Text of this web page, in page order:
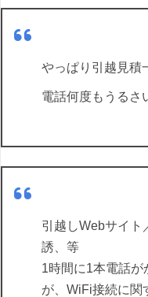
やっぱり引越見積
電話何度もうるさ
引越しWebサイト
誘、等
1時間に1本電話が
が、WiFi接続に関